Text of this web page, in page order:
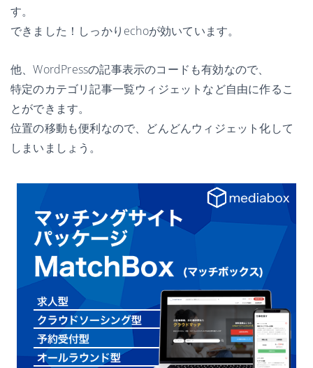
す。
できました！しっかりechoが効いています。
他、WordPressの記事表示のコードも有効なので、
特定のカテゴリ記事一覧ウィジェットなど自由に作るこ
とができます。
位置の移動も便利なので、どんどんウィジェット化して
しまいましょう。